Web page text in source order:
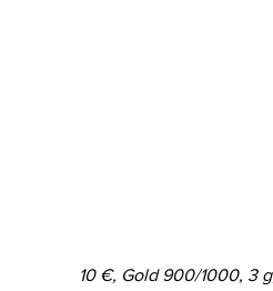
10 €, Gold 900/1000, 3